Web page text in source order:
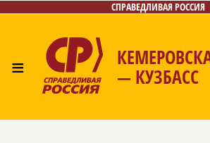
СПРАВЕДЛИВАЯ РОССИЯ
≡ — КУЗБАСС